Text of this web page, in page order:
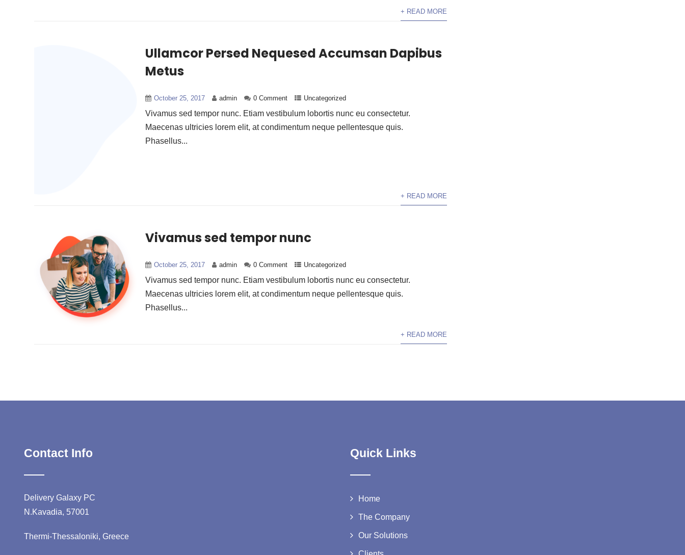
+ READ MORE
Ullamcor Persed Nequesed Accumsan Dapibus
Metus
October 25, 2017 admin 0 Comment Uncategorized
Vivamus sed tempor nunc. Etiam vestibulum lobortis nunc eu consectetur.
Maecenas ultricies lorem elit, at condimentum neque pellentesque quis.
Phasellus...
+ READ MORE
Vivamus sed tempor nunc
October 25, 2017 admin 0 Comment Uncategorized
Vivamus sed tempor nunc. Etiam vestibulum lobortis nunc eu consectetur.
Maecenas ultricies lorem elit, at condimentum neque pellentesque quis.
Phasellus...
+ READ MORE
Contact Info
Delivery Galaxy PC
N.Kavadia, 57001
Thermi-Thessaloniki, Greece
Quick Links
Home
The Company
Our Solutions